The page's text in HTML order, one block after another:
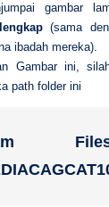
gambar
(sama
ibadah mereka).
Gambar ini,
path folder ini